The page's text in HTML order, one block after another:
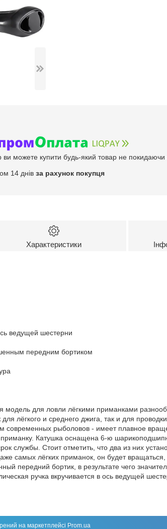
ви можете купити будь-який товар не покидаючи
14 днів за рахунок покупця
Характеристики
ведущей шестерни
передним бортиком
модель для ловли лёгкими приманками
лёгкого и среднего джига, так и для
современных рыболовов - имеет плавное
приманку. Катушка оснащена 6-ю
службы. Стоит отметить, что два из них
самых лёгких приманок, он будет
передний бортик, в результате чего
ручка вкручивается в ось ведущей
на маркетплейсі Prom.ua